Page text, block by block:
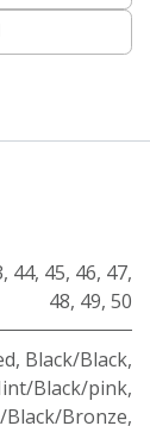
, 44, 45, 46, 47,
48, 49, 50
, Black/Black,
Black/pink,
Black/Bronze,